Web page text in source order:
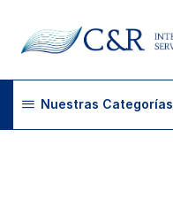
Nuestras Categorías